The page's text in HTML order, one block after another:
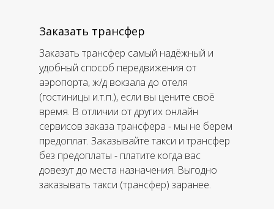
Заказать трансфер самый надёжный и
удобный способ передвижения от
аэропорта, ж/д вокзала до отеля
(гостиницы и.т.п.), если вы цените своё
время. В отличии от других онлайн
сервисов заказа трансфера - мы не берем
предоплат. Заказывайте такси и трансфер
без предоплаты - платите когда вас
довезут до места назначения. Выгодно
заказывать такси (трансфер) заранее.
Заказать трансфер